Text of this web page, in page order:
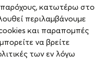
κατωτέρω στο
περιλαμβάνουμε
και παραπομπές
να βρείτε
των εν λόγω